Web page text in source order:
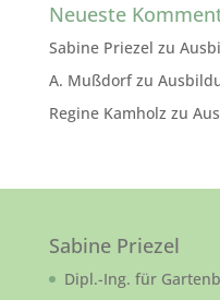
Neueste
Sabine Priezel zu
A. Mußdorfzu
Regine Kamholz zu
Sabine Priezel
Dipl.-Ing. für